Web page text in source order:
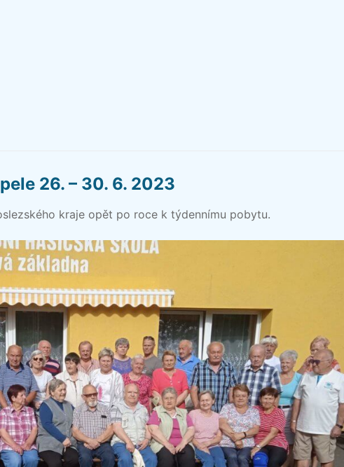
26. – 30. 6. 2023
kraje opět po roce k týdennímu pobytu.